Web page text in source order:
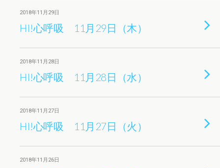
2018年11月29日
HI!心呼吸 11月29日（木）
2018年11月28日
HI!心呼吸 11月28日（水）
2018年11月27日
HI!心呼吸 11月27日（火）
2018年11月26日